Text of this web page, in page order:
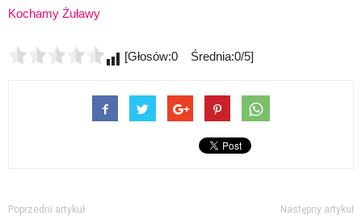
Kochamy Żuławy
[Głosów:0 Średnia:0/5]
Poprzedni artykuł Następny artykuł